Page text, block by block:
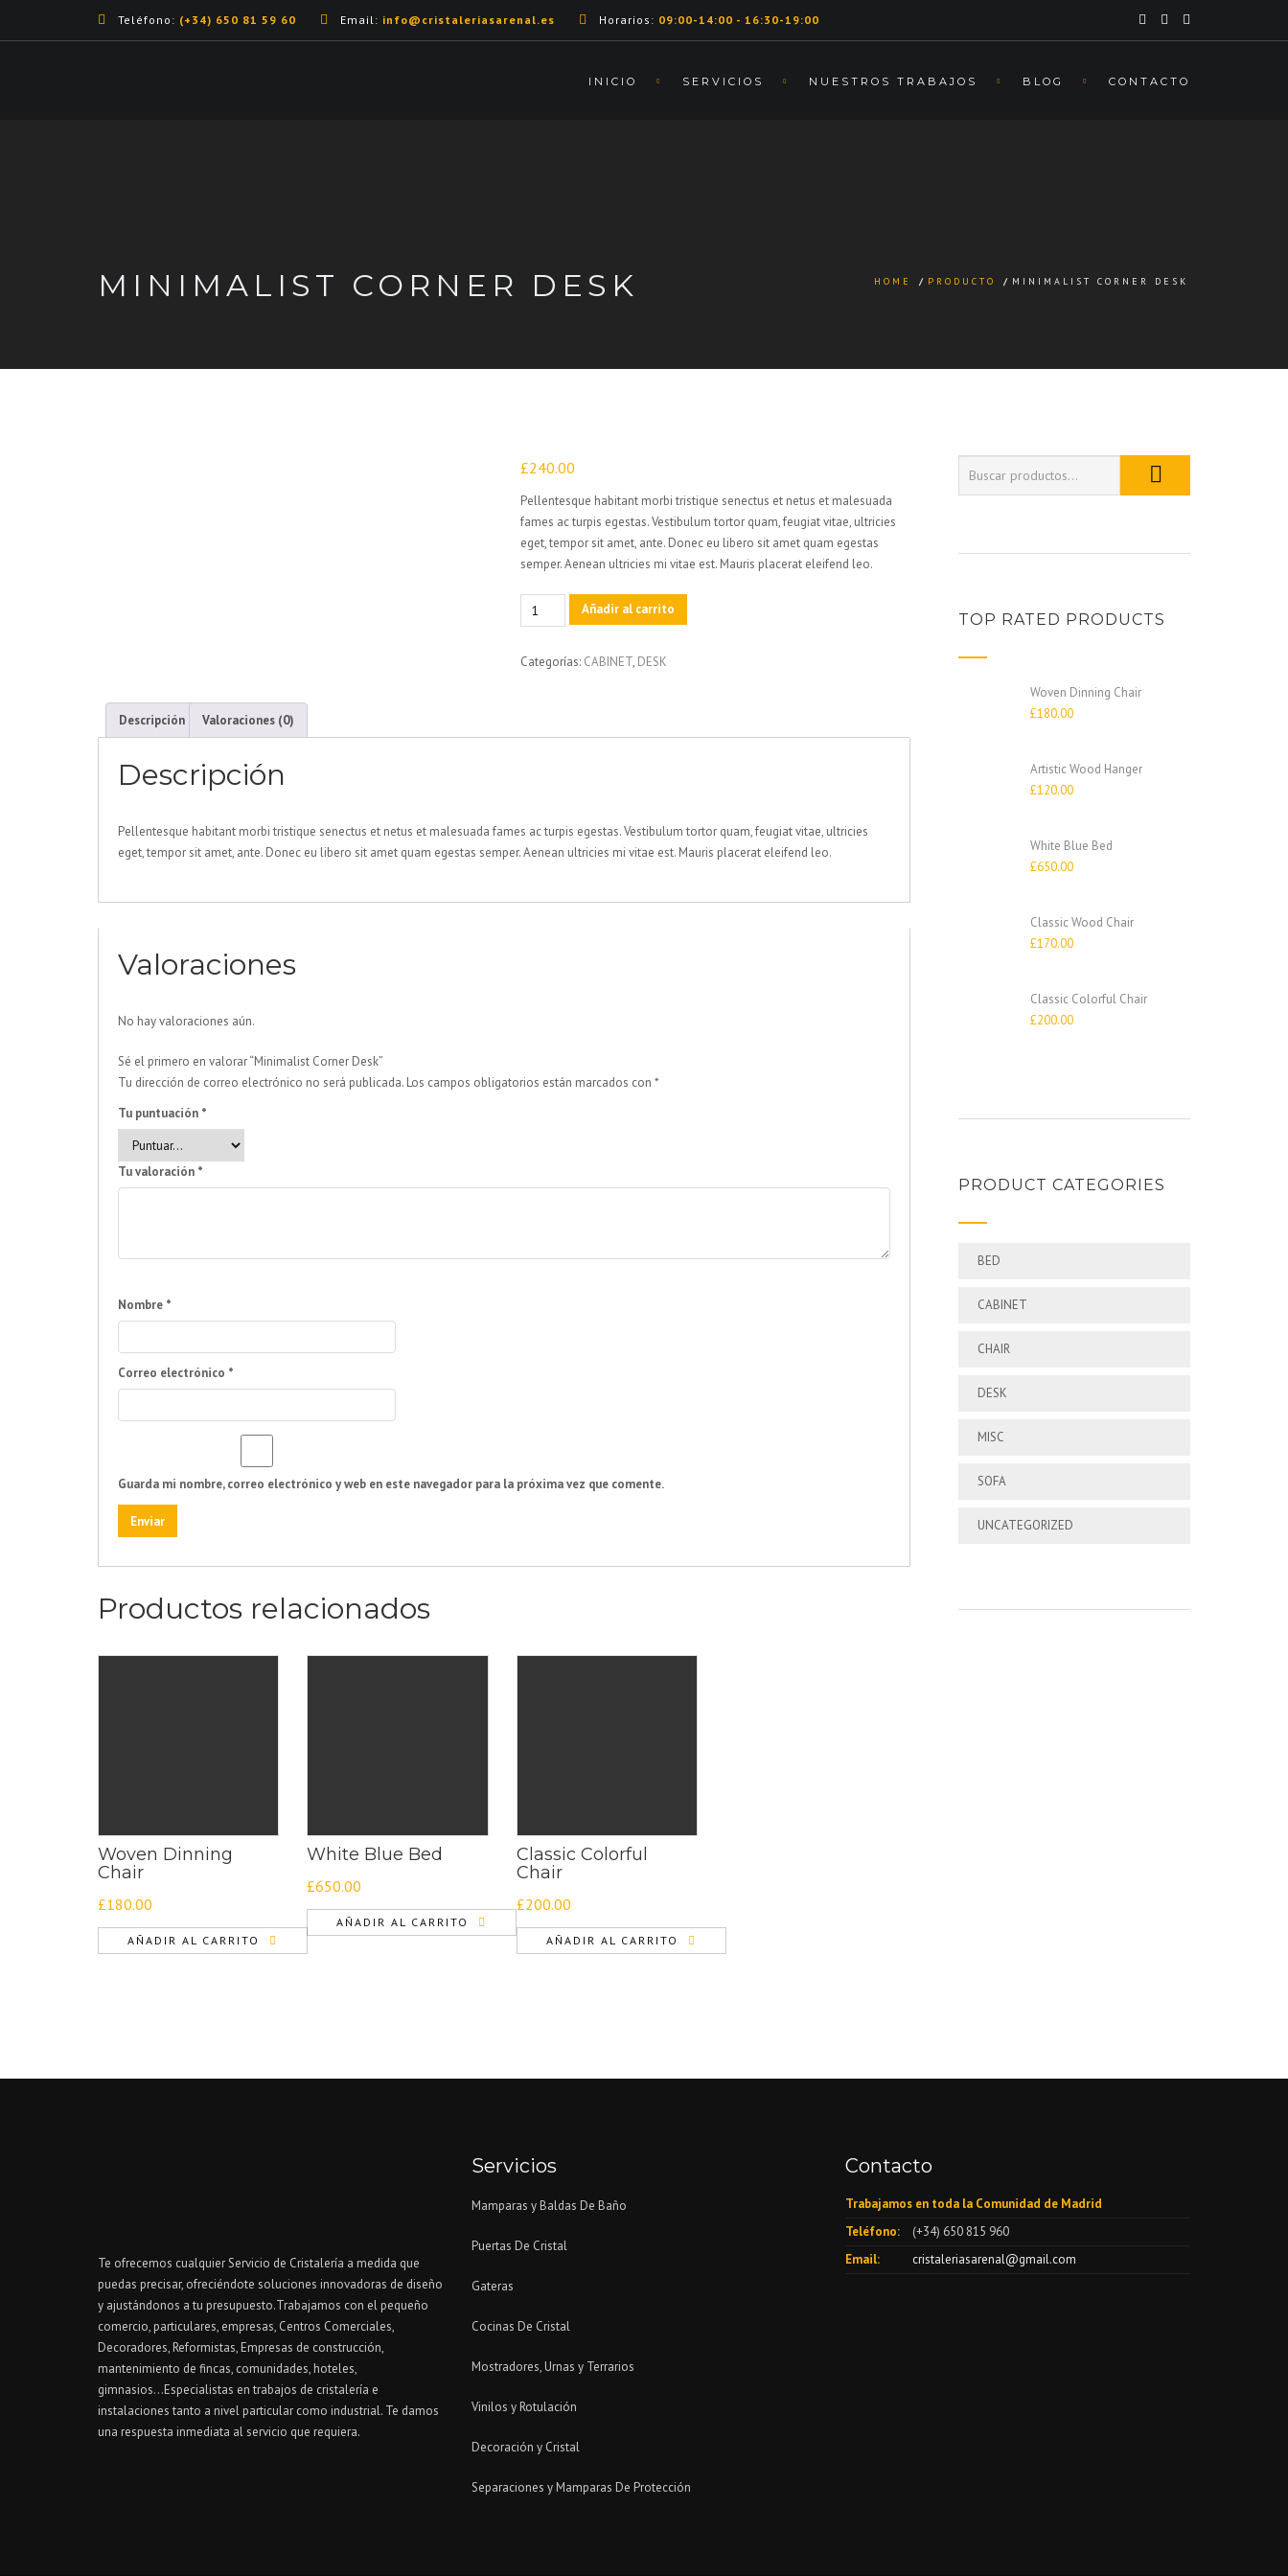
Teléfono: (+34) 650 81 59 60 Email: info@cristaleriasarenal.es Horarios: 09:00-14:00 - 16:30-19:00
INICIO SERVICIOS NUESTROS TRABAJOS BLOG CONTACTO
MINIMALIST CORNER DESK HOME / PRODUCTO / MINIMALIST CORNER DESK
£240.00
Pellentesque habitant morbi tristique senectus et netus et malesuada
fames ac turpis egestas. Vestibulum tortor quam, feugiat vitae, ultricies
eget, tempor sit amet, ante. Donec eu libero sit amet quam egestas
semper. Aenean ultricies mi vitae est. Mauris placerat eleifend leo.
Minimalist
Corner
cantidad
Añadir al carrito
Categorías: CABINET, DESK
Descripción Valoraciones (0)
Descripción
Pellentesque habitant morbi tristique senectus et netus et malesuada fames ac turpis egestas. Vestibulum tortor quam, feugiat vitae, ultricies
eget, tempor sit amet, ante. Donec eu libero sit amet quam egestas semper. Aenean ultricies mi vitae est. Mauris placerat eleifend leo.
Valoraciones
No hay valoraciones aún.
Sé el primero en valorar “Minimalist Corner Desk”
Tu dirección de correo electrónico no será publicada. Los campos obligatorios están marcados con *
Tu puntuación *
Tu valoración *
Nombre *
Correo electrónico *
Guarda mi nombre, correo electrónico y web en este navegador para la próxima vez que comente.
Productos relacionados
Woven Dinning
Chair
£180.00
AÑADIR AL CARRITO
White Blue Bed
£650.00
AÑADIR AL CARRITO
Classic Colorful
Chair
£200.00
AÑADIR AL CARRITO
TOP RATED PRODUCTS
Woven Dinning Chair
£180.00
Artistic Wood Hanger
£120.00
White Blue Bed
£650.00
Classic Wood Chair
£170.00
Classic Colorful Chair
£200.00
PRODUCT CATEGORIES
BED
CABINET
CHAIR
DESK
MISC
SOFA
UNCATEGORIZED
Te ofrecemos cualquier Servicio de Cristalería a medida que
puedas precisar, ofreciéndote soluciones innovadoras de diseño
y ajustándonos a tu presupuesto.Trabajamos con el pequeño
comercio, particulares, empresas, Centros Comerciales,
Decoradores, Reformistas, Empresas de construcción,
mantenimiento de fincas, comunidades, hoteles,
gimnasios...Especialistas en trabajos de cristalería e
instalaciones tanto a nivel particular como industrial. Te damos
una respuesta inmediata al servicio que requiera.
Servicios
Mamparas y Baldas De Baño
Puertas De Cristal
Gateras
Cocinas De Cristal
Mostradores, Urnas y Terrarios
Vinilos y Rotulación
Decoración y Cristal
Separaciones y Mamparas De Protección
Contacto
Trabajamos en toda la Comunidad de Madrid
Teléfono:
(+34) 650 815 960
Email:
cristaleriasarenal@gmail.com